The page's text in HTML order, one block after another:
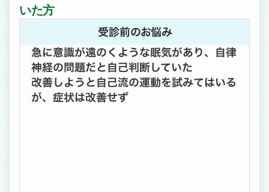
いた方
受診前のお悩み
急に意識が遠のくような眠気があり、自律
神経の問題だと自己判断していた
改善しようと自己流の運動を試みてはいる
が、症状は改善せず